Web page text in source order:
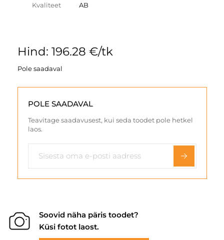
Kvaliteet AB
Hind: 196.28 €/tk
Pole saadaval
POLE SAADAVAL
Teavitage saadavusest, kui seda toodet pole hetkel
laos.
Soovid näha päris toodet?
Küsi fotot laost.